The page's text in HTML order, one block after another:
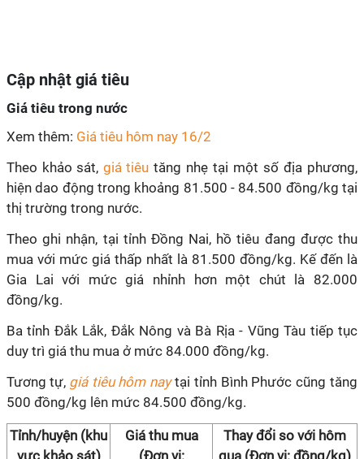
Cập nhật giá tiêu
Giá tiêu trong nước
Xem thêm: Giá tiêu hôm nay 16/2
Theo khảo sát, giá tiêu tăng nhẹ tại một số địa phương,
hiện dao động trong khoảng 81.500 - 84.500 đồng/kg tại
thị trường trong nước.
Theo ghi nhận, tại tỉnh Đồng Nai, hồ tiêu đang được thu
mua với mức giá thấp nhất là 81.500 đồng/kg. Kế đến là
Gia Lai với mức giá nhỉnh hơn một chút là 82.000
đồng/kg.
Ba tỉnh Đắk Lắk, Đắk Nông và Bà Rịa - Vũng Tàu tiếp tục
duy trì giá thu mua ở mức 84.000 đồng/kg.
Tương tự, giá tiêu hôm naytại tỉnh Bình Phước cũng tăng
500 đồng/kg lên mức 84.500 đồng/kg.
Tỉnh/huyện (khu
vực khảo sát)
Giá thu mua
(Đơn vị:
Thay đổi so với hôm
qua (Đơn vị: đồng/kg)